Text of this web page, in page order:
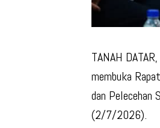
TANAH
membuka
dan
(2/7/2026).